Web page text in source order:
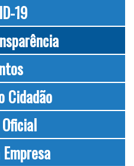
19
Cidadão